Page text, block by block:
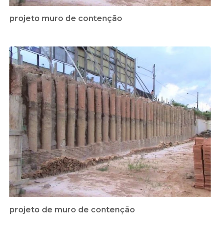
projeto muro de contenção
projeto de muro de contenção